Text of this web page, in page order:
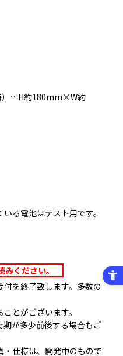
）…H約180mm×W約
る電池はテスト用です。
みください。
を終了致します。多数の
とがございます。
が多少前後する場合もご
仕様は、開発中のもので